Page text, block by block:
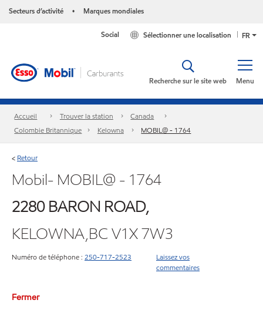
Secteurs d’activité • Marques mondiales
FR
Sélectionner une localisation
Social
Menu
Recherche sur le site web
Accueil Trouver la station
Canada
Colombie Britannique
Kelowna MOBIL@ - 1764
< Retour
Mobil- MOBIL@ - 1764
2280 BARON ROAD,
KELOWNA,BC V1X 7W3
Numéro de téléphone : 250-717-2523
Laissez vos
commentaires
Fermer